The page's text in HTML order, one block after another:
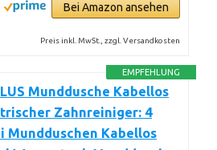
Bei Amazon ansehen
Preis inkl. MwSt., zzgl. Versandkosten
EMPFEHLUNG
Munddusche Kabellos
Zahnreiniger: 4
Mundduschen Kabellos